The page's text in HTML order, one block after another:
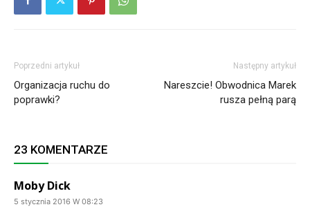
Poprzedni artykuł
Organizacja ruchu do
poprawki?
Następny artykuł
Nareszcie! Obwodnica Marek
rusza pełną parą
23 KOMENTARZE
Moby Dick
5 stycznia 2016 W 08:23